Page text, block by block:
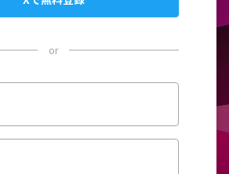
or